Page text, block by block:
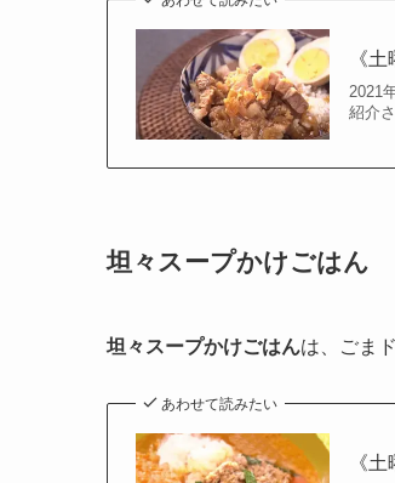
《
2021
紹介
坦々スープかけごはん
坦々スープかけごはんは、ごま
あわせて読みたい
《